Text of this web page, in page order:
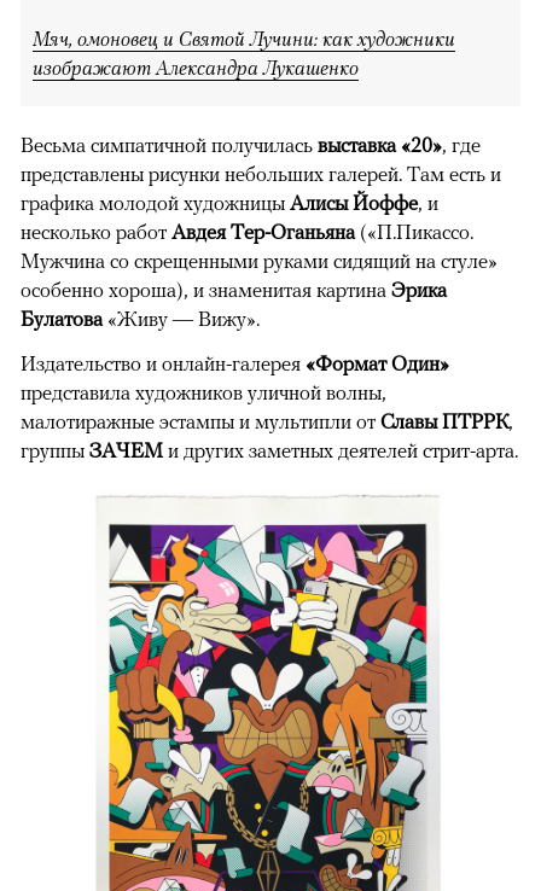
Мяч, омоновец и Святой Лучини: как художники
изображают Александра Лукашенко
Весьма симпатичной получилась выставка «20», где
представлены рисунки небольших галерей. Там есть и
графика молодой художницы Алисы Йоффе, и
несколько работ Авдея Тер-Оганьяна («П.Пикассо.
Мужчина со скрещенными руками сидящий на стуле»
особенно хороша), и знаменитая картина Эрика
Булатова «Живу — Вижу».
Издательство и онлайн-галерея «Формат Один»
представила художников уличной волны,
малотиражные эстампы и мультипли от Славы ПТРРК,
группы ЗАЧЕМ и других заметных деятелей стрит-арта.